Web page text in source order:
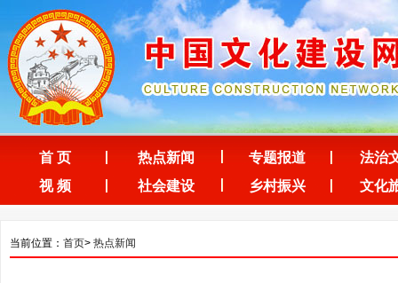
首 页 热点新闻 专题报道
法治
视 频
社会建设 乡村振兴 文化
当前位置： 首页> 热点新闻